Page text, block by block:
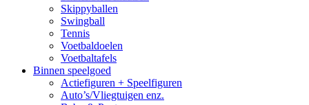
Skippyballen
Swingball
Tennis
Voetbaldoelen
Voetbaltafels
Binnen speelgoed
Actiefiguren + Speelfiguren
Auto’s/Vliegtuigen enz.